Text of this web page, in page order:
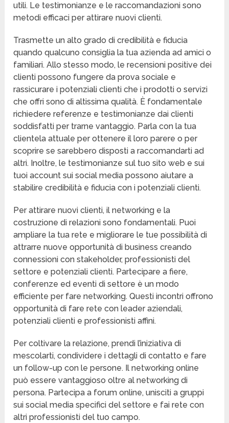
utili. Le testimonianze e le raccomandazioni sono
metodi efficaci per attirare nuovi clienti.
Trasmette un alto grado di credibilità e fiducia
quando qualcuno consiglia la tua azienda ad amici o
familiari. Allo stesso modo, le recensioni positive dei
clienti possono fungere da prova sociale e
rassicurare i potenziali clienti che i prodotti o servizi
che offri sono di altissima qualità. È fondamentale
richiedere referenze e testimonianze dai clienti
soddisfatti per trarne vantaggio. Parla con la tua
clientela attuale per ottenere il loro parere o per
scoprire se sarebbero disposti a raccomandarti ad
altri. Inoltre, le testimonianze sul tuo sito web e sui
tuoi account sui social media possono aiutare a
stabilire credibilità e fiducia con i potenziali clienti.
Per attirare nuovi clienti, il networking e la
costruzione di relazioni sono fondamentali. Puoi
ampliare la tua rete e migliorare le tue possibilità di
attrarre nuove opportunità di business creando
connessioni con stakeholder, professionisti del
settore e potenziali clienti. Partecipare a fiere,
conferenze ed eventi di settore è un modo
efficiente per fare networking. Questi incontri offrono
opportunità di fare rete con leader aziendali,
potenziali clienti e professionisti affini.
Per coltivare la relazione, prendi l’iniziativa di
mescolarti, condividere i dettagli di contatto e fare
un follow-up con le persone. Il networking online
può essere vantaggioso oltre al networking di
persona. Partecipa a forum online, unisciti a gruppi
sui social media specifici del settore e fai rete con
altri professionisti del tuo campo.